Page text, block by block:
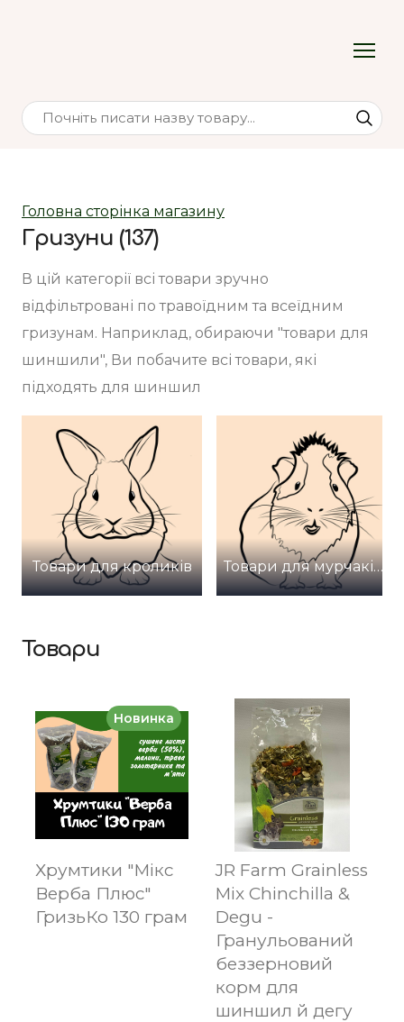
Головна сторінка магазину
Гризуни (137)
В цій категорії всі товари зручно
відфільтровані по травоїдним та всеїдним
гризунам. Наприклад, обираючи "товари для
шиншили", Ви побачите всі товари, які
підходять для шиншил
Товари для кроликів Товари для мурчаків (морських свинок)
Товари
Новинка
Хрумтики "Мікс
Верба Плюс"
ГризьКо 130 грам
JR Farm Grainless
Mix Chinchilla &
Degu -
Гранульований
беззерновий
корм для
шиншил й дегу